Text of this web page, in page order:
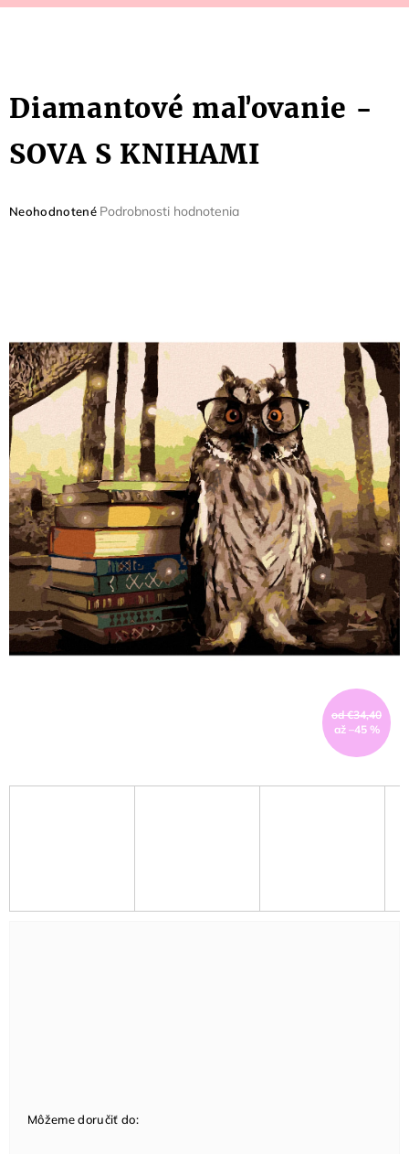
Diamantové maľovanie -
SOVA S KNIHAMI
Priemerné
Neohodnotené Podrobnosti hodnotenia
od €34,40
až –45 %
Môžeme doručiť do: